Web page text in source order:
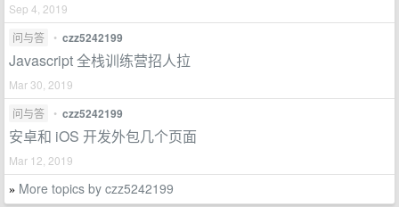
Sep 4, 2019
问与答
• czz5242199
Javascript 全栈训练营招人拉
Mar 30, 2019
问与答
• czz5242199
安卓和 iOS 开发外包几个页面
Mar 12, 2019
» More topics by czz5242199